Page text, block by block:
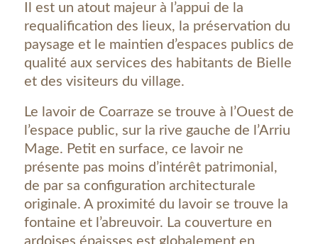
Il est un atout majeur à l’appui de la
requalification des lieux, la préservation du
paysage et le maintien d’espaces publics de
qualité aux services des habitants de Bielle
et des visiteurs du village.
Le lavoir de Coarraze se trouve à l’Ouest de
l’espace public, sur la rive gauche de l’Arriu
Mage. Petit en surface, ce lavoir ne
présente pas moins d’intérêt patrimonial,
de par sa configuration architecturale
originale. A proximité du lavoir se trouve la
fontaine et l’abreuvoir. La couverture en
ardoises épaisses est globalement en